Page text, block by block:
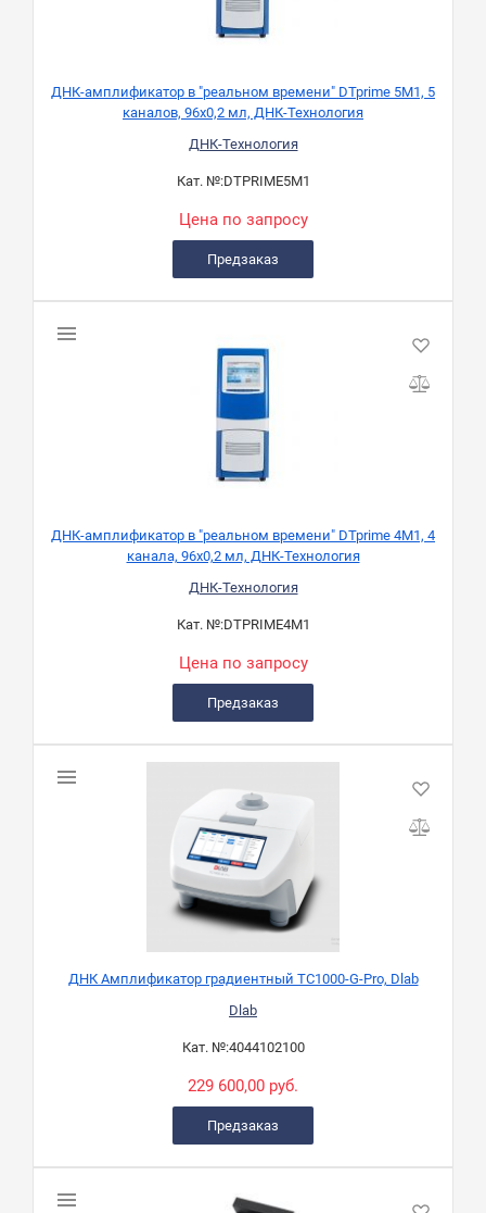
ДНК-амплификатор в "реальном времени" DTprime 5М1, 5
каналов, 96х0,2 мл, ДНК-Технология
ДНК-Технология
Кат. №:DTPRIME5M1
Цена по запросу
Предзаказ
ДНК-амплификатор в "реальном времени" DTprime 4М1, 4
канала, 96х0,2 мл, ДНК-Технология
ДНК-Технология
Кат. №:DTPRIME4M1
Цена по запросу
Предзаказ
ДНК Амплификатор градиентный TC1000-G-Pro, Dlab
Dlab
Кат. №:4044102100
229 600,00 руб.
Предзаказ